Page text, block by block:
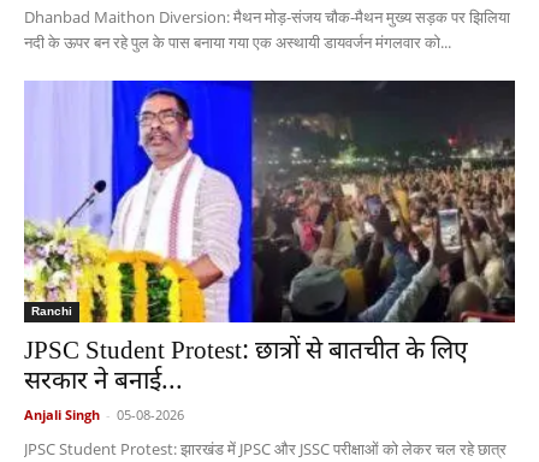
Dhanbad Maithon Diversion: मैथन मोड़-संजय चौक-मैथन मुख्य सड़क पर झिलिया
नदी के ऊपर बन रहे पुल के पास बनाया गया एक अस्थायी डायवर्जन मंगलवार को...
Ranchi
JPSC Student Protest: छात्रों से बातचीत के लिए
सरकार ने बनाई...
Anjali Singh - 05-08-2026
JPSC Student Protest: झारखंड में JPSC और JSSC परीक्षाओं को लेकर चल रहे छात्र